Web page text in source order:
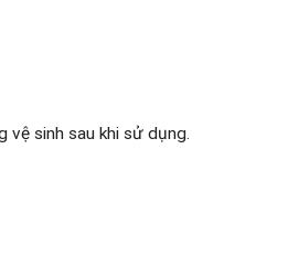
vệ sinh sau khi sử dụng.